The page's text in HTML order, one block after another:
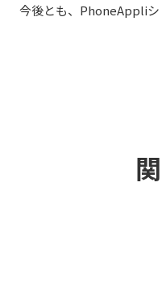
今後とも、PhoneAppliシ